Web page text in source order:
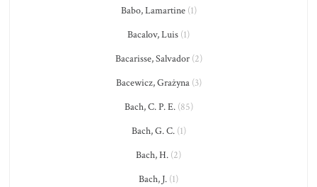
Babo, Lamartine(1)
Bacalov, Luis (1)
Bacarisse, Salvador(2)
Bacewicz, Grażyna(3)
Bach, C. P. E.(85)
Bach, G. C.(1)
Bach, H. (2)
Bach, J. (1)